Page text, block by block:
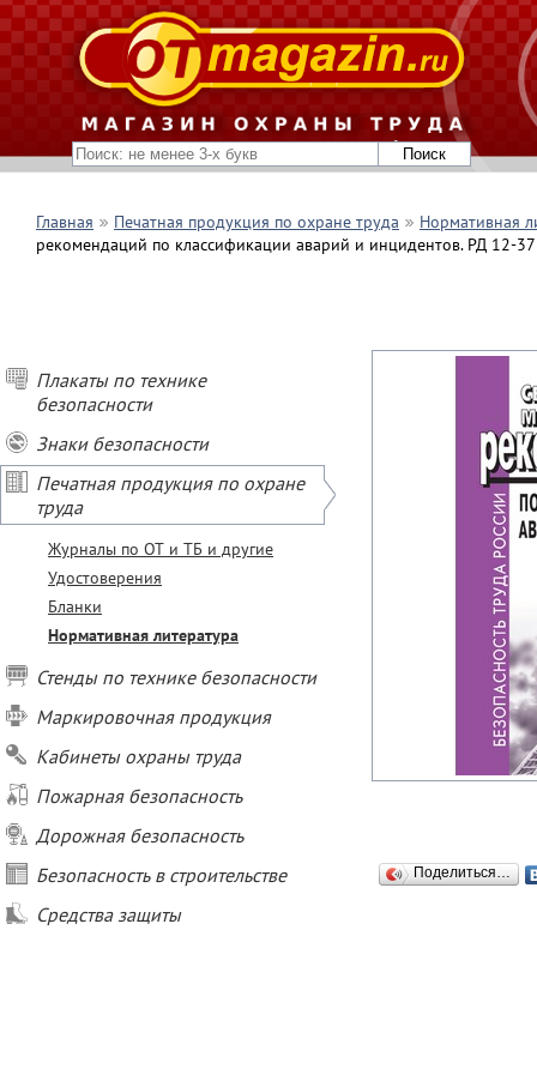
Главная Печатная продукция по охране труда
Нормативная
рекомендаций по классификации аварий и инцидентов. РД 12-
Плакаты по технике
безопасности
Знаки безопасности
Печатная продукция по охране
труда
Журналы по ОТ и ТБ и другие
Удостоверения
Бланки
Нормативная литература
Стенды по технике безопасности
Маркировочная продукция
Кабинеты охраны труда
Пожарная безопасность
Дорожная безопасность
Безопасность в строительстве
Средства защиты
Поделиться…